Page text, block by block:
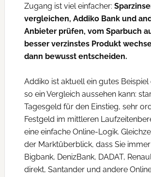
Zugang ist viel einfacher:
vergleichen, Addiko Bank und
Anbieter prüfen, vom Sparbuch
besser verzinstes Produkt
dann bewusst entscheiden.
Addiko ist aktuell ein gutes Beispiel
so ein Vergleich aussehen kann:
Tagesgeld für den Einstieg, sehr
Festgeld im mittleren
eine einfache Online-Logik.
der Marktüberblick, dass Sie
Bigbank, DenizBank, DADAT,
direkt, Santander und andere